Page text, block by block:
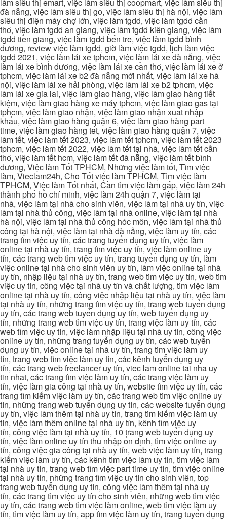
đà nẵng, việc làm siêu thị go, việc làm siêu thị hà nội, việc làm
siêu thị điện máy chợ lớn, việc làm tgdd, việc làm tgdd cần
thơ, việc làm tgdd an giang, việc làm tgdd kiên giang, việc làm
tgdd tiền giang, việc làm tgdd bến tre, việc làm tgdd bình
dương, review việc làm tgdd, giờ làm việc tgdd, lịch làm việc
tgdd 2021, việc làm lái xe tphcm, việc làm lái xe đà nẵng, việc
làm lái xe bình dương, việc làm lái xe cần thơ, việc làm lái xe ở
tphcm, việc làm lái xe b2 đà nẵng mới nhất, việc làm lái xe hà
nội, việc làm lái xe hải phòng, việc làm lái xe b2 tphcm, việc
làm lái xe gia lai, việc làm giao hàng, việc làm giao hàng tiết
kiệm, việc làm giao hàng xe máy tphcm, việc làm giao gas tại
tphcm, việc làm giao nhận, việc làm giao nhận xuất nhập
khẩu, việc làm giao hàng quận 6, việc làm giao hàng part
time, việc làm giao hàng tết, việc làm giao hàng quận 7, việc
làm tết, việc làm tết 2023, việc làm tết tphcm, việc làm tết 2023
tphcm, việc làm tết 2022, việc làm tết tại nhà, việc làm tết cần
thơ, việc làm tết hcm, việc làm tết đà nẵng, việc làm tết bình
dương, Việc làm Tốt TPHCM, Những việc làm tốt, Tìm việc
làm, Vieclam24h, Cho Tốt việc làm TPHCM, Tìm việc làm
TPHCM, Việc làm Tốt nhất, Cần tìm việc làm gấp, việc làm 24h
thành phố hồ chí minh, việc làm 24h quận 7, việc làm tại
nhà, việc làm tại nhà cho sinh viên, việc làm tại nhà uy tín, việc
làm tại nhà thủ công, việc làm tại nhà online, việc làm tại nhà
hà nội, việc làm tại nhà thủ công hóc môn, việc làm tại nhà thủ
công tại hà nội, việc làm tại nhà đà nẵng, việc làm uy tín, các
trang tìm việc uy tín, các trang tuyển dụng uy tín, việc làm
online tại nhà uy tín, trang tìm việc uy tín, việc làm online uy
tín, các trang web tìm việc uy tín, trang tuyển dụng uy tín, làm
việc online tại nhà cho sinh viên uy tín, làm việc online tại nhà
uy tín, nhập liệu tại nhà uy tín, trang web tìm việc uy tín, web tìm
việc uy tín, công việc tại nhà uy tín và chất lượng, tìm việc làm
online tại nhà uy tín, công việc nhập liệu tại nhà uy tín, việc làm
tại nhà uy tín, những trang tìm việc uy tín, trang web tuyển dụng
uy tín, các trang web tuyển dụng uy tín, web tuyển dụng uy
tín, những trang web tìm việc uy tín, trang việc làm uy tín, các
web tìm việc uy tín, việc làm nhập liệu tại nhà uy tín, công việc
online uy tín, những trang tuyển dụng uy tín, các web tuyển
dụng uy tín, việc online tại nhà uy tín, trang tìm việc làm uy
tín, trang web tìm việc làm uy tín, các kênh tuyển dụng uy
tín, các trang web freelancer uy tín, viec lam online tai nha uy
tin nhat, các trang tìm việc làm uy tín, các trang việc làm uy
tín, việc làm gia công tại nhà uy tín, website tìm việc uy tín, các
trang tìm kiếm việc làm uy tín, các trang web tìm việc online uy
tín, những trang web tuyển dụng uy tín, các website tuyển dụng
uy tín, việc làm thêm tại nhà uy tín, trang tìm kiếm việc làm uy
tín, việc làm thêm online tại nhà uy tín, kênh tìm việc uy
tín, công việc làm tại nhà uy tín, 10 trang web tuyển dụng uy
tín, việc làm online uy tín thu nhập ổn định, tìm việc online uy
tín, công việc gia công tại nhà uy tín, web việc làm uy tín, trang
kiếm việc làm uy tín, các kênh tìm việc làm uy tín, tìm việc làm
tại nhà uy tín, trang web tìm việc part time uy tín, tìm việc online
tại nhà uy tín, những trang tìm việc uy tín cho sinh viên, top
trang web tuyển dụng uy tín, công việc làm thêm tại nhà uy
tín, các trang tìm việc uy tín cho sinh viên, những web tìm việc
uy tín, các trang web tìm việc làm online, web tìm việc làm uy
tín, tìm việc làm uy tín, app tìm việc làm uy tín, trang tuyển dụng